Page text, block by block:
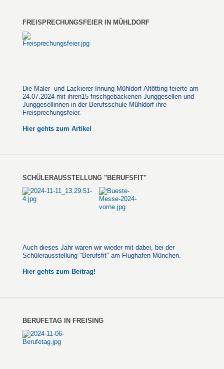
FREISPRECHUNGSFEIER IN MÜHLDORF
Die Maler- und Lackierer-Innung Mühldorf-Altötting feierte am
24.07.2024 mit ihren15 frischgebackenen Junggesellen und
Junggesellinnen in der Berufsschule Mühldorf ihre
Freisprechungsfeier.
Hier gehts zum Artikel
SCHÜLERAUSSTELLUNG "BERUFSFIT"
Auch dieses Jahr waren wir wieder mit dabei, bei der
Schülerausstellung "Berufsfit" am Flughafen München.
Hier gehts zum Beitrag!
BERUFETAG IN FREISING